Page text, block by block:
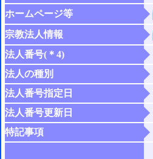
ホームページ等
宗教法人情報
法人番号(＊4)
法人の種別
法人番号指定日
法人番号更新日
特記事項